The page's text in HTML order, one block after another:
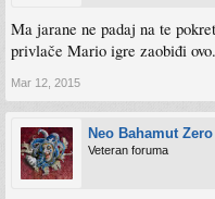
Ma jarane ne padaj na te
privlače Mario igre zaobiđi ovo.
Mar 12, 2015
Neo Bahamut Zero
Veteran foruma